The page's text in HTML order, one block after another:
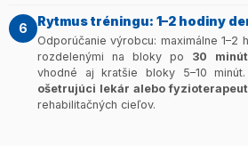
6 Rytmus tréningu: 1–2 hodiny
Odporúčanie výrobcu: maximálne 1–2
rozdelenými na bloky po 30 minút
vhodné aj kratšie bloky 5–10
ošetrujúci lekár alebo fyzioterapeut
rehabilitačných cieľov.